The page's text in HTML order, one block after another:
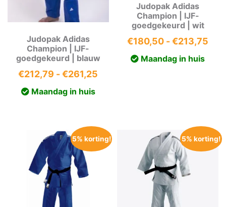
Judopak Adidas
Champion | IJF-
goedgekeurd | blauw
€212,79 - €261,25
Maandag in huis
Judopak Adidas
Champion | IJF-
goedgekeurd | wit
€180,50 -€213,75
Maandag in huis
5% korting! 5% korting!